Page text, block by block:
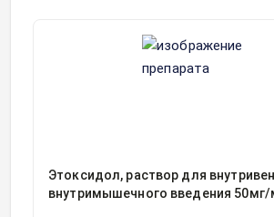
Этоксидол, раствор для
внутримышечного введения